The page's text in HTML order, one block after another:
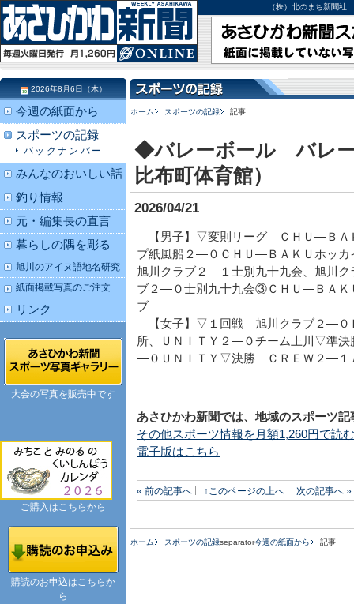
（株）北のまち新聞
ホーム スポーツの記録 記事
◆バレーボール バレー
比布町体育館）
2026/04/21
【男子】▽変則リーグ ＣＨＵ―ＢＡ
プ紙風船２―０ＣＨＵ―ＢＡＫＵホッ
旭川クラブ２―１士別九十九会、旭川
ブ２―０士別九十九会③ＣＨＵ―ＢＡ
ブ
【女子】▽１回戦 旭川クラブ２―０
所、ＵＮＩＴＹ２―０チーム上川▽準
―０ＵＮＩＴＹ▽決勝 ＣＲＥＷ２―１
あさひかわ新聞では、地域のスポーツ
その他スポーツ情報を月額1,260円で読む
電子版はこちら
« 前の記事へ ↑このページの上へ 次の記事へ »
ホーム スポーツの記録separator今週の紙面から 記事
2026年8月6日（木）
今週の紙面から
スポーツの記録
バックナンバー
みんなのおいしい話
釣り情報
元・編集長の直言
暮らしの隅を彫る
旭川のアイヌ語地名研究
紙面掲載写真のご注文
リンク
大会の写真を販売中です
ご購入はこちらから
購読のお申込はこちらか
ら